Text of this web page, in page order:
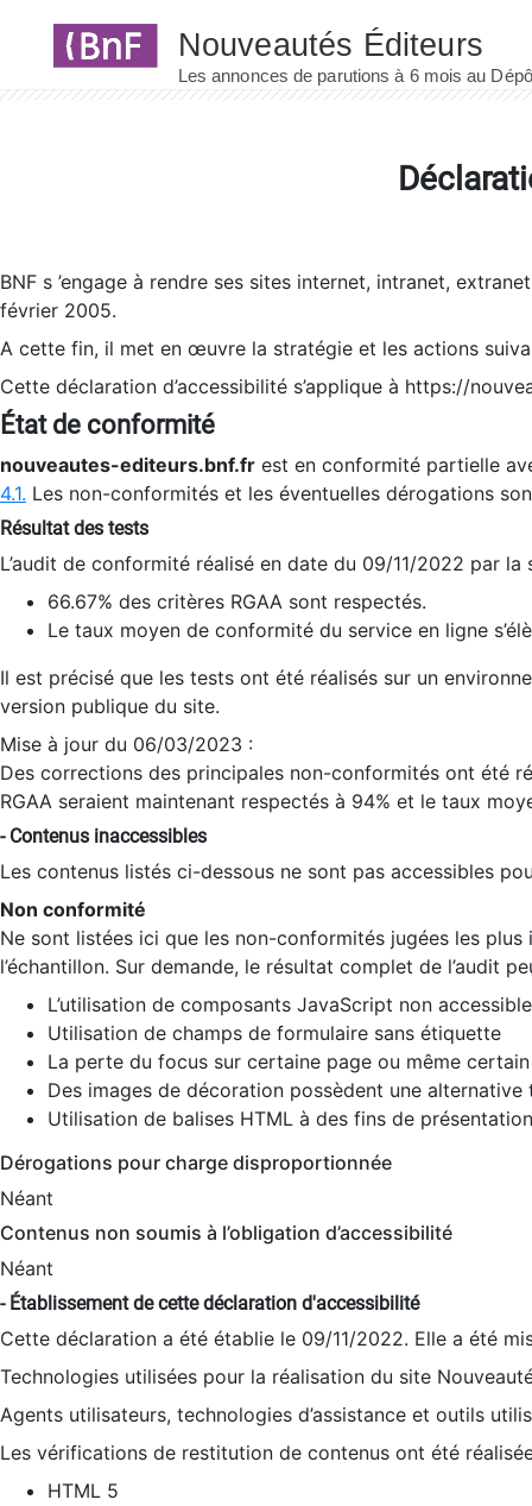
BNF s ’engage à rendre ses sites internet, intranet,
février 2005.
A cette fin, il met en œuvre la stratégie et les actions
Cette déclaration d’accessibilité s’applique à https://
État de conformité
nouveautes-editeurs.bnf.fr est en conformité partielle
4.1. Les non-conformités et les éventuelles dérogations
Résultat des tests
L’audit de conformité réalisé en date du 09/11/2022 par
66.67% des critères RGAA sont respectés.
Le taux moyen de conformité du service en ligne
Il est précisé que les tests ont été réalisés sur un
version publique du site.
Mise à jour du 06/03/2023 :
Des corrections des principales non-conformités ont été
RGAA seraient maintenant respectés à 94% et le taux
- Contenus inaccessibles
Les contenus listés ci-dessous ne sont pas accessibles
Non conformité
Ne sont listées ici que les non-conformités jugées les
l’échantillon. Sur demande, le résultat complet de l’audit
L’utilisation de composants JavaScript non
Utilisation de champs de formulaire sans étiquette
La perte du focus sur certaine page ou même
Des images de décoration possèdent une alternative
Utilisation de balises HTML à des fins de
Dérogations pour charge disproportionnée
Néant
Contenus non soumis à l’obligation d’accessibilité
Néant
- Établissement de cette déclaration d'accessibilité
Cette déclaration a été établie le 09/11/2022. Elle a été
Technologies utilisées pour la réalisation du site
Agents utilisateurs, technologies d’assistance et outils
Les vérifications de restitution de contenus ont été
HTML 5